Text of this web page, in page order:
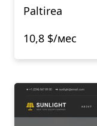
Paltirea
10,8 $/мес